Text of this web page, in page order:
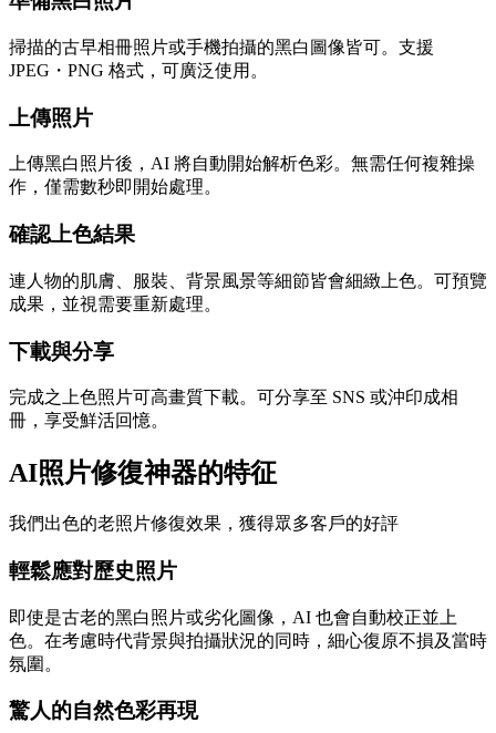
掃描的古早相冊照片或手機拍攝的黑白圖像皆可。支援
JPEG・PNG 格式，可廣泛使用。
上傳照片
上傳黑白照片後，AI 將自動開始解析色彩。無需任何複雜操
作，僅需數秒即開始處理。
確認上色結果
連人物的肌膚、服裝、背景風景等細節皆會細緻上色。可預覽
成果，並視需要重新處理。
下載與分享
完成之上色照片可高畫質下載。可分享至 SNS 或沖印成相
冊，享受鮮活回憶。
AI照片修復神器的特征
我們出色的老照片修復效果，獲得眾多客戶的好評
輕鬆應對歷史照片
即使是古老的黑白照片或劣化圖像，AI 也會自動校正並上
色。在考慮時代背景與拍攝狀況的同時，細心復原不損及當時
氛圍。
驚人的自然色彩再現